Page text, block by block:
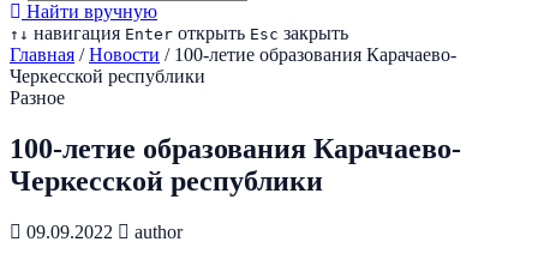
Найти вручную
↑ ↓ навигация Enter открыть Esc закрыть
Главная / Новости / 100-летие образования Карачаево-
Черкесской республики
Разное
100-летие образования Карачаево-
Черкесской республики
09.09.2022
author